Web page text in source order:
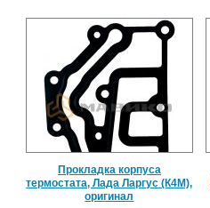
Прокладка корпуса
термостата, Лада Ларгус (К4М),
оригинал